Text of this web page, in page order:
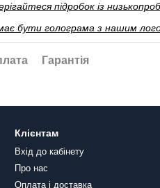
підробок із
має бути голограма з нашим
Гарантія
Клієнтам
Вхід до кабінету
Про нас
Оплата і доставка